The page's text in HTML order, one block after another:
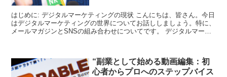
はじめに: デジタルマーケティングの現状 こんにちは、皆さん。今日
はデジタルマーケティングの世界についてお話ししましょう。特に、
メールマガジンとSNSの組み合わせについてです。 デジタルマーケ
“副業として始める動画編集：初
心者からプロへのステップバイス